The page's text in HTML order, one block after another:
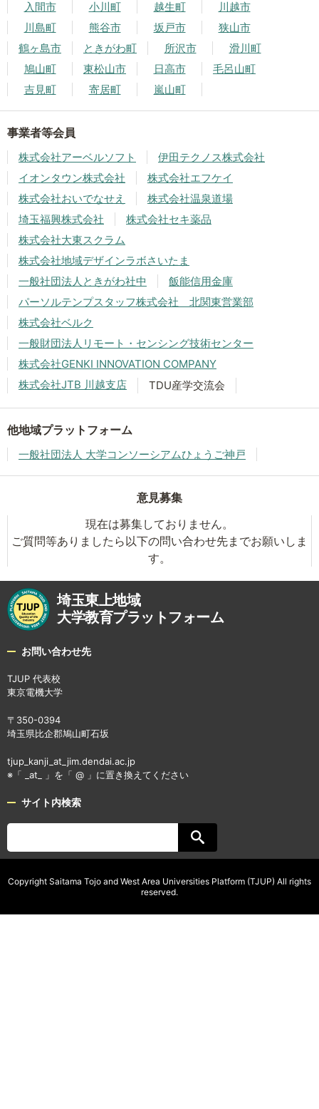
入間市 小川町 越生町
川越市
川島町
熊谷市 坂戸市
狭山市
鶴ヶ島市
ときがわ町 所沢市
滑川町
鳩山町
東松山市 日高市
毛呂山町
吉見町
寄居町 嵐山町
事業者等会員
株式会社アーベルソフト
伊田テクノス株式会社
イオンタウン株式会社
株式会社エフケイ
株式会社おいでなせえ
株式会社温泉道場
埼玉福興株式会社
株式会社セキ薬品
株式会社大東スクラム
株式会社地域デザインラボさいたま
一般社団法人ときがわ社中
飯能信用金庫
パーソルテンプスタッフ株式会社 北関東営業部
株式会社ベルク
一般財団法人リモート・センシング技術センター
株式会社GENKI INNOVATION COMPANY
株式会社JTB 川越支店
TDU産学交流会
他地域プラットフォーム
一般社団法人 大学コンソーシアムひょうご神戸
意見募集
現在は募集しておりません。
ご質問等ありましたら以下の問い合わせ先までお願いしま
す。
埼玉東上地域
大学教育プラットフォーム
お問い合わせ先
TJUP 代表校
東京電機大学
〒350-0394
埼玉県比企郡鳩山町石坂
tjup_kanji_at_jim.dendai.ac.jp
※「 _at_ 」を「 @ 」に置き換えてください
サイト内検索
Copyright Saitama Tojo and West Area Universities Platform (TJUP) All rights
reserved.